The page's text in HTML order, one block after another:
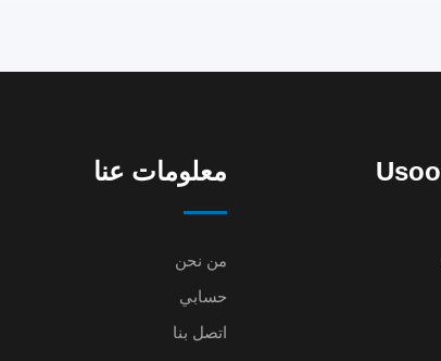
معلومات عنا
من نحن
حسابي
اتصل بنا